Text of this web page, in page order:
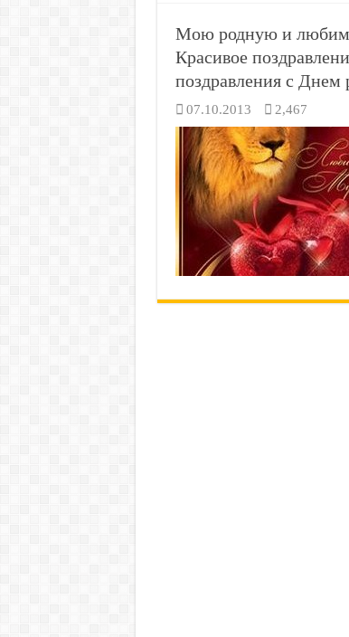
Мою родную и
Красивое
поздравления с
07.10.2013 2,467